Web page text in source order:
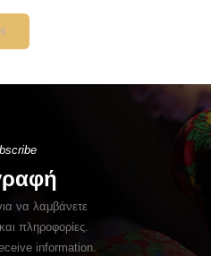
να λαμβάνετε
πληροφορίες.
information.